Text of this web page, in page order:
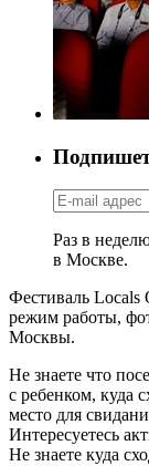
Раз в
в Москве.
Фестиваль Locals
режим работы,
Москвы.
Не знаете что
с ребенком, куда
место для
Интересуетесь
Не знаете куда